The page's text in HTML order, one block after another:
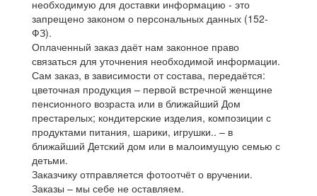
необходимую для доставки информацию - это
запрещено законом о персональных данных (152-
ФЗ).
Оплаченный заказ даёт нам законное право
связаться для уточнения необходимой информации.
Сам заказ, в зависимости от состава, передаётся:
цветочная продукция – первой встречной женщине
пенсионного возраста или в ближайший Дом
престарелых; кондитерские изделия, композиции с
продуктами питания, шарики, игрушки.. – в
ближайший Детский дом или в малоимущую семью с
детьми.
Заказчику отправляется фотоотчёт о вручении.
Заказы – мы себе не оставляем.